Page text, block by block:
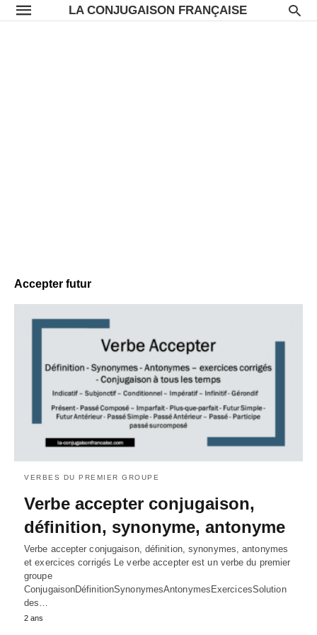
LA CONJUGAISON FRANÇAISE
Accepter futur
VERBES DU PREMIER GROUPE
Verbe accepter conjugaison,
définition, synonyme, antonyme
Verbe accepter conjugaison, définition, synonymes, antonymes
et exercices corrigés Le verbe accepter est un verbe du premier
groupe
ConjugaisonDéfinitionSynonymesAntonymesExercicesSolution
des…
2 ans